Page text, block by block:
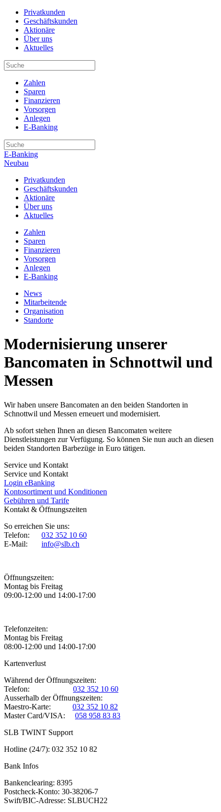
Privatkunden
Geschäftskunden
Aktionäre
Über uns
Aktuelles
Zahlen
Sparen
Finanzieren
Vorsorgen
Anlegen
E-Banking
E-Banking
Neubau
Privatkunden
Geschäftskunden
Aktionäre
Über uns
Aktuelles
Zahlen
Sparen
Finanzieren
Vorsorgen
Anlegen
E-Banking
News
Mitarbeitende
Organisation
Standorte
Modernisierung unserer
Bancomaten in Schnottwil und
Messen
Wir haben unsere Bancomaten an den beiden Standorten in
Schnottwil und Messen erneuert und modernisiert.
Ab sofort stehen Ihnen an diesen Bancomaten weitere
Dienstleistungen zur Verfügung. So können Sie nun auch an diesen
beiden Standorten Barbezüge in Euro tätigen.
Service und Kontakt
Service und Kontakt
Login eBanking
Kontosortiment und Konditionen
Gebühren und Tarife
Kontakt & Öffnungszeiten
So erreichen Sie uns:
Telefon: 032 352 10 60
E-Mail: info@slb.ch
Öffnungszeiten:
Montag bis Freitag
09:00-12:00 und 14:00-17:00
Telefonzeiten:
Montag bis Freitag
08:00-12:00 und 14:00-17:00
Kartenverlust
Während der Öffnungszeiten:
Telefon: 032 352 10 60
Ausserhalb der Öffnungszeiten:
Maestro-Karte: 032 352 10 82
Master Card/VISA: 058 958 83 83
SLB TWINT Support
Hotline (24/7): 032 352 10 82
Bank Infos
Bankenclearing: 8395
Postcheck-Konto: 30-38206-7
Swift/BIC-Adresse: SLBUCH22